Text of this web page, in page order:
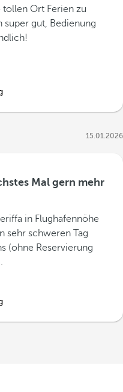
Ort Ferien zu
gut, Bedienung
15.01.2026
Mal gern mehr
in Flughafennöhe
sehr schweren Tag
(ohne Reservierung